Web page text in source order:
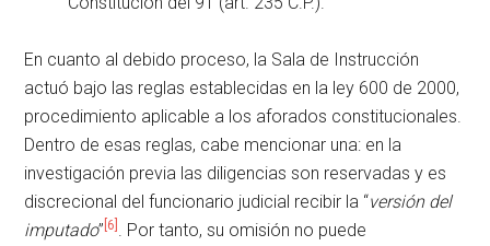
En cuanto al debido proceso, la Sala de Instrucción
actuó bajo las reglas establecidas en la ley 600 de 2000,
procedimiento aplicable a los aforados constitucionales.
Dentro de esas reglas, cabe mencionar una: en la
investigación previa las diligencias son reservadas y es
discrecional del funcionario judicial recibir la “versión del
imputado” [6]
. Por tanto, su omisión no puede